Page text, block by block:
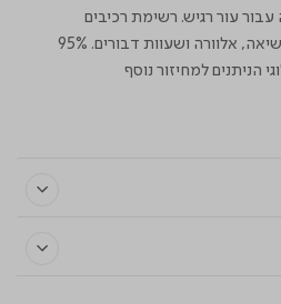
עור רגיש. רשימת רכיבים
מצומצמת, מבוססת על חמאת שיאה, אלוורה ושעוות דבורים. 95%
הניתנים למחיזור נוסף